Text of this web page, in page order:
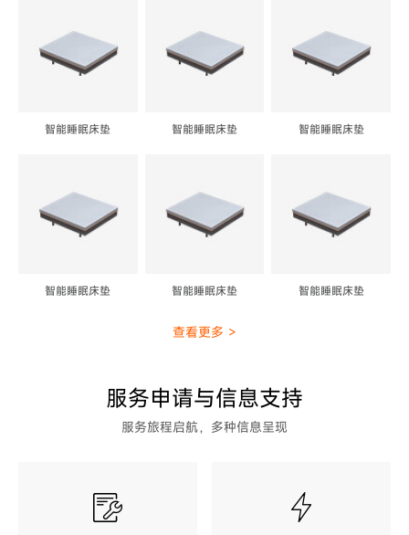
智能睡眠床垫 智能睡眠床垫 智能睡眠床垫
智能睡眠床垫 智能睡眠床垫 智能睡眠床垫
查看更多 >
服务申请与信息支持
服务旅程启航，多种信息呈现